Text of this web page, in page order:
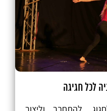
לכל חגיגה